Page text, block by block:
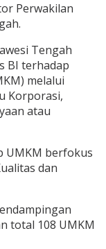
Perwakilan
Tengah
BI terhadap
melalui
Korporasi,
atau
UMKM berfokus
dan
total 108 UMKM